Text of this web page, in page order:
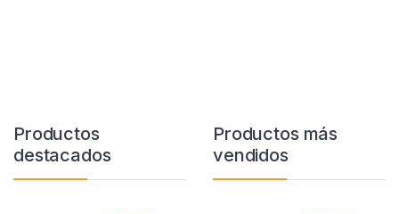
Productos
destacados
Productos más
vendidos